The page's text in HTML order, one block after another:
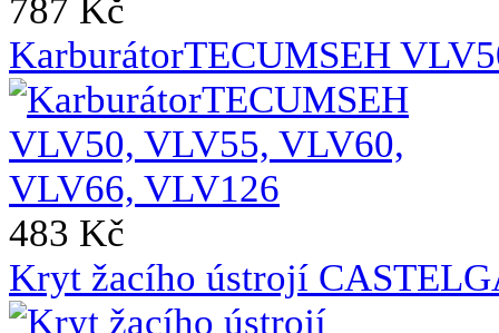
787 Kč
KarburátorTECUMSEH
483 Kč
Kryt žacího ústrojí